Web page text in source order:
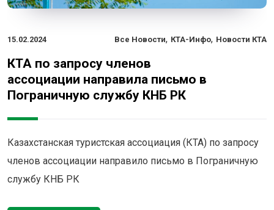
15.02.2024 Все Новости, КТА-Инфо, Новости КТА
КТА по запросу членов
ассоциации направила письмо в
Пограничную службу КНБ РК
Казахстанская туристская ассоциация (КТА) по запросу
членов ассоциации направило письмо в Пограничную
службу КНБ РК